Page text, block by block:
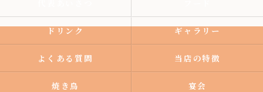
ドリンク ギャラリー
よくある質問 当店の特徴
焼き鳥 宴会